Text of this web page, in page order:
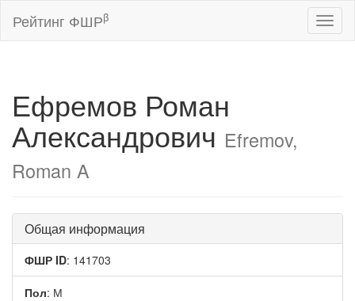
Рейтинг ФШРβ
Ефремов Роман
Александрович Efremov,
Roman A
Общая информация
ФШР ID: 141703
Пол: М